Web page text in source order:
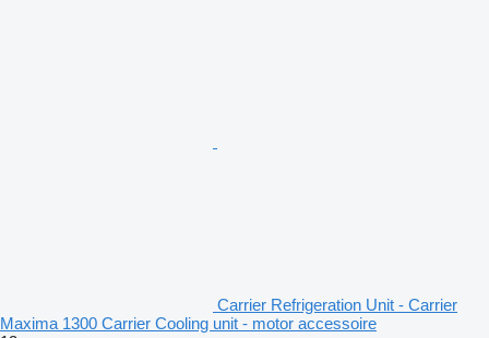
Carrier Refrigeration Unit - Carrier
Maxima 1300 Carrier Cooling unit - motor accessoire